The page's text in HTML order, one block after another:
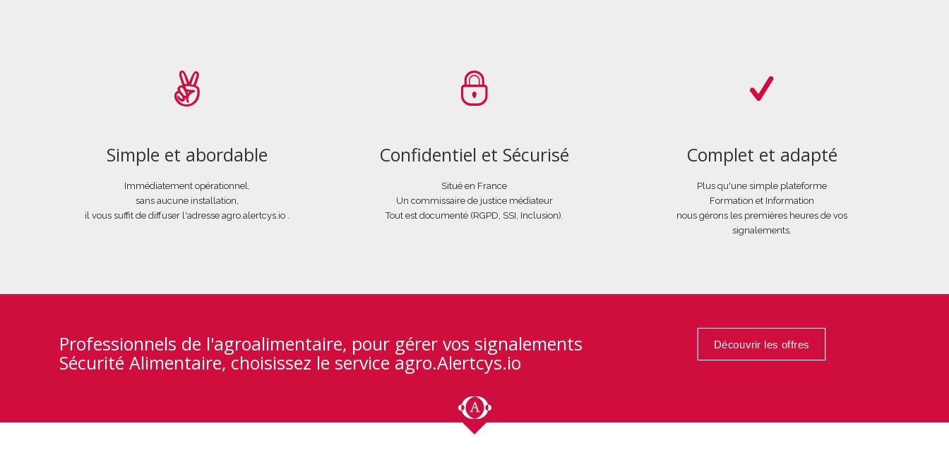
Simple et abordable
Immédiatement opérationnel,
sans aucune installation,
il vous suffit de diffuser l'adresse agro.alertcys.io .
Confidentiel et Sécurisé
Situé en France
Un commissaire de justice médiateur
Tout est documenté (RGPD, SSI, Inclusion).
Complet et adapté
Plus qu'une simple plateforme
Formation et Information
nous gérons les premières heures de vos
signalements.
Professionnels de l'agroalimentaire, pour gérer vos signalements
Sécurité Alimentaire, choisissez le service agro.Alertcys.io
Découvrir les offres